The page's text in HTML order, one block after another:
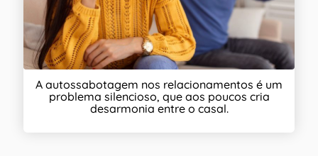
A autossabotagem nos relacionamentos é um
problema silencioso, que aos poucos cria
desarmonia entre o casal.